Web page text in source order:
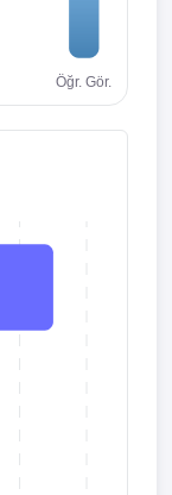
Öğr. Gör.